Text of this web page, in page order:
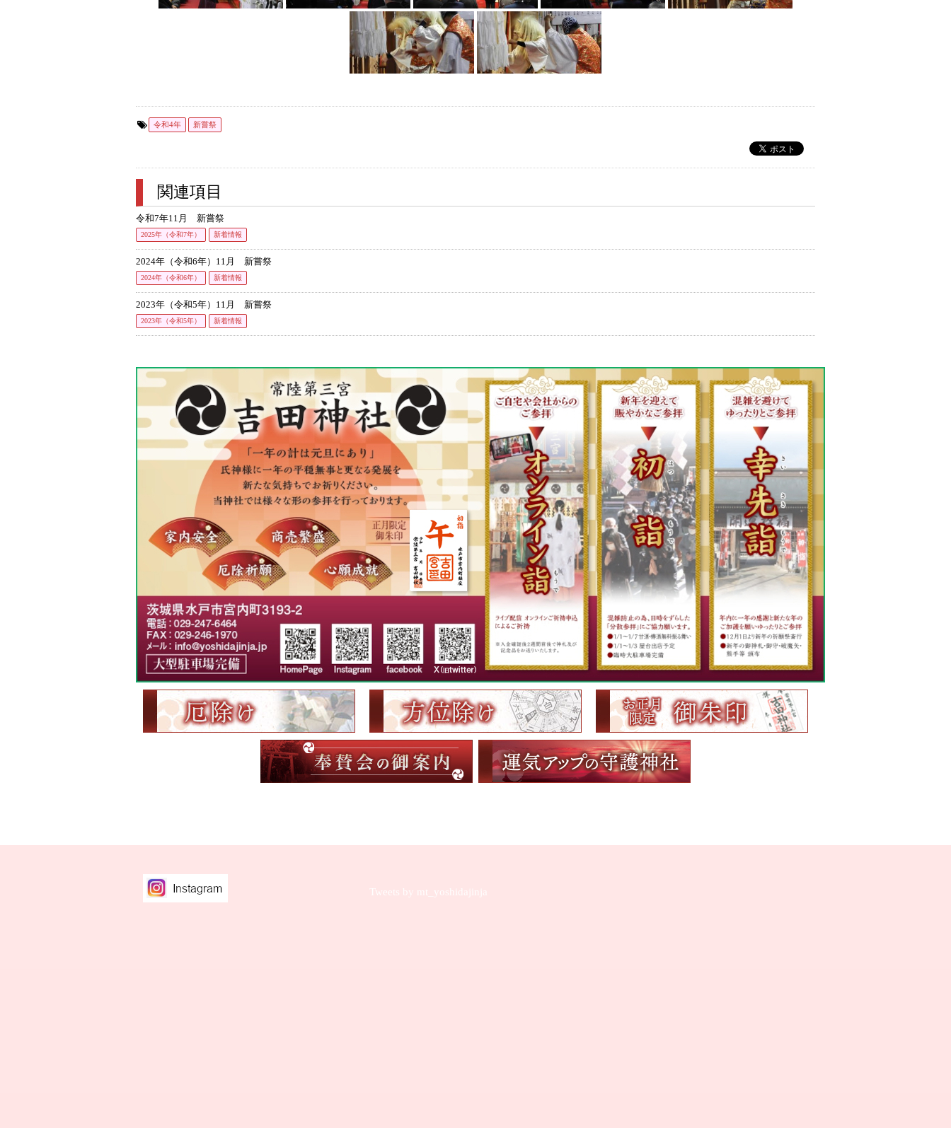
令和4年 新嘗祭
関連項目
令和7年11月 新嘗祭
2025年（令和7年） 新着情報
2024年（令和6年）11月 新嘗祭
2024年（令和6年） 新着情報
2023年（令和5年）11月 新嘗祭
2023年（令和5年） 新着情報
Tweets by mt_yoshidajinja